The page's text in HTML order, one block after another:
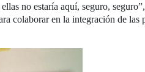
no estaría aquí, seguro,
colaborar en la integración de las